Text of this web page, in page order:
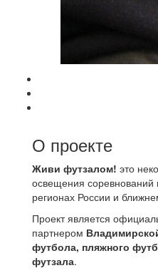
О проекте
Живи футзалом! это
освещения
регионах России и
Проект является
партнером
футбола, пляжного
футзала.